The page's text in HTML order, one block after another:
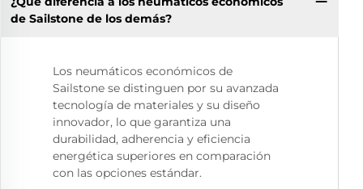
de Sailstone de los demás?
Los neumáticos económicos de
Sailstone se distinguen por su avanzada
tecnología de materiales y su diseño
innovador, lo que garantiza una
durabilidad, adherencia y eficiencia
energética superiores en comparación
con las opciones estándar.